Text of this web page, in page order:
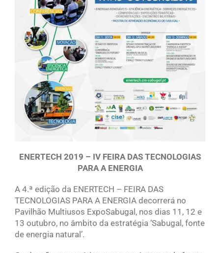
ENERTECH 2019 – IV FEIRA DAS TECNOLOGIAS
PARA A ENERGIA
A 4.ª edição da ENERTECH – FEIRA DAS
TECNOLOGIAS PARA A ENERGIA decorrerá no
Pavilhão Multiusos ExpoSabugal, nos dias 11, 12 e
13 outubro, no âmbito da estratégia ‘Sabugal, fonte
de energia natural’.